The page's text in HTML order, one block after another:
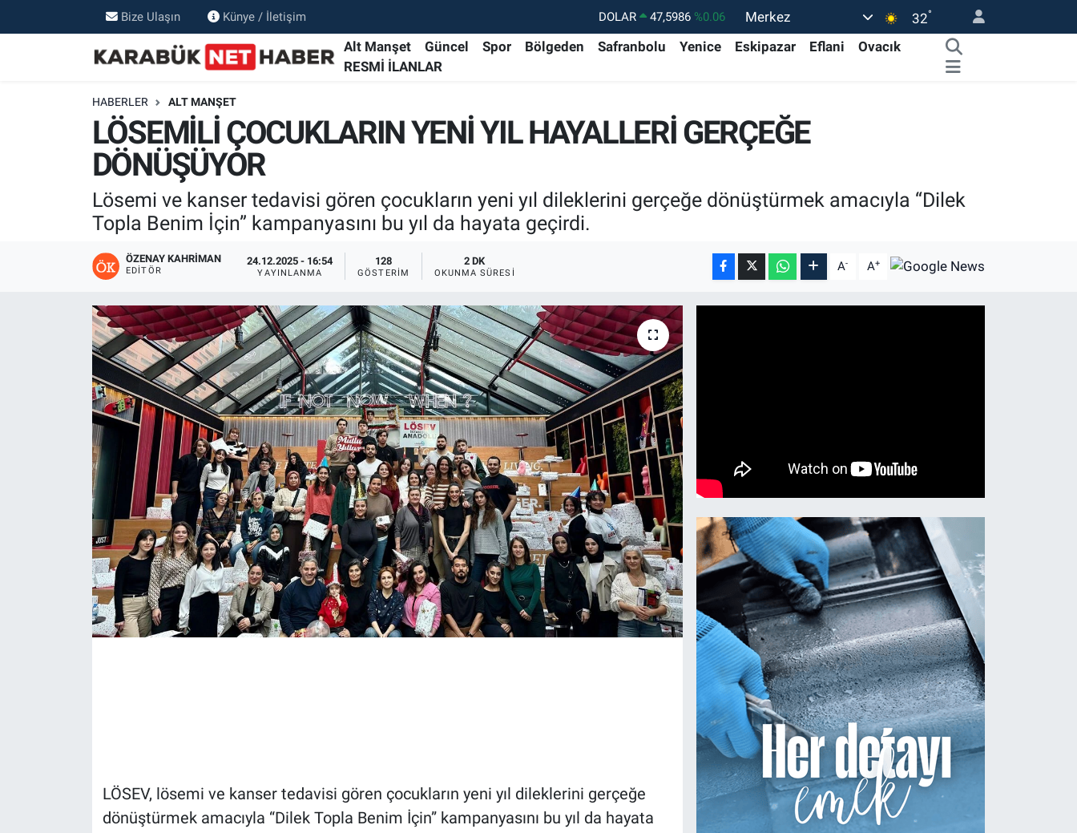
Bize Ulaşın Künye / İletişim DOLAR 47,5986 %0.06
EURO
55,0700 %0.1
BİST100
13.768
%48
Merkez 32°
Alt Manşet Güncel Spor Bölgeden Safranbolu Yenice Eskipazar Eflani
Ovacık
RESMİ İLANLAR
HABERLER ALT MANŞET
LÖSEMİLİ ÇOCUKLARIN YENİ YIL HAYALLERİ GERÇEĞE
DÖNÜŞÜYOR
Lösemi ve kanser tedavisi gören çocukların yeni yıl dileklerini gerçeğe dönüştürmek amacıyla “Dilek
Topla Benim İçin” kampanyasını bu yıl da hayata geçirdi.
ÖZENAY KAHRIMAN
EDITÖR
24.12.2025 - 16:54
YAYINLANMA
128
GÖSTERIM
2 DK
OKUNMA SÜRESI A- A+
LÖSEV, lösemi ve kanser tedavisi gören çocukların yeni yıl dileklerini gerçeğe
dönüştürmek amacıyla “Dilek Topla Benim İçin” kampanyasını bu yıl da hayata